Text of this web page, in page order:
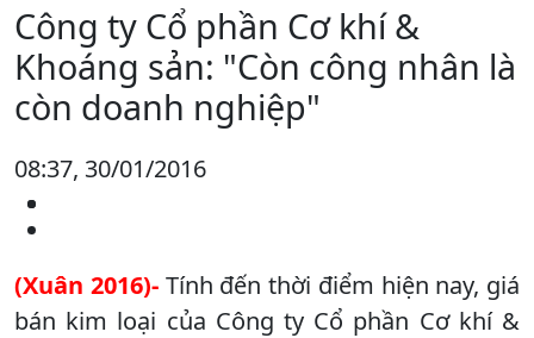
Công ty Cổ phần Cơ khí &
Khoáng sản: "Còn công nhân là
còn doanh nghiệp"
08:37, 30/01/2016
(Xuân 2016)- Tính đến thời điểm hiện nay, giá
bán kim loại của Công ty Cổ phần Cơ khí &